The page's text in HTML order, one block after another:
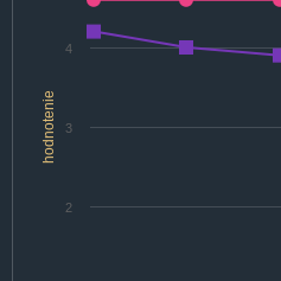
hodnotenie
2
3
4